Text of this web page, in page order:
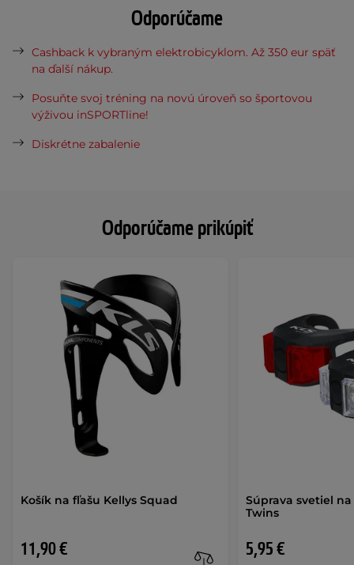
Odporúčame prikúpiť
Košík na fľašu Kellys Squad
11,90 €
Súprava svetiel
Twins
5,95 €
Odporúčame
Cashback k vybraným elektrobicyklom. Až 350 eur späť
na ďalší nákup.
Posuňte svoj tréning na novú úroveň so športovou
výživou inSPORTline!
Diskrétne zabalenie